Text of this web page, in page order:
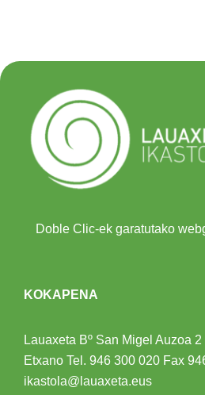
Doble Clic-ek garatutako
KOKAPENA
Lauaxeta Bº San Migel Auzoa 2
Etxano Tel. 946 300 020 Fax
ikastola@lauaxeta.eus